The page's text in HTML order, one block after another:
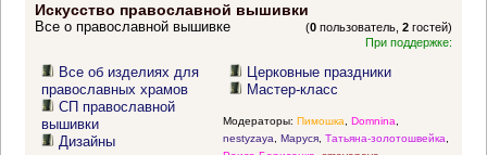
Искусство православной вышивки
(0 пользователь,2 гостей)
Все о православной вышивке
При поддержке:
Все об изделиях для
православных храмов
СП православной
вышивки
Дизайны
Церковные праздники
Мастер-класс
Модераторы: Пимошка Domnina
nestyzaya
Маруся, Татьяна-золотошвейка